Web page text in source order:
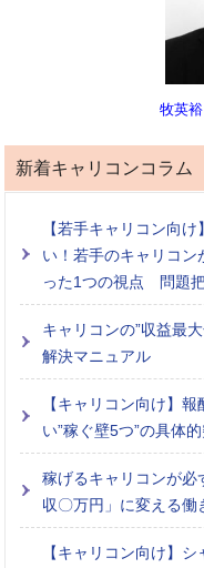
牧英
新着キャリコンコラム
【若手キャリコン向
い！若手のキャリコン
った1つの視点 問題
キャリコンの”収益最
解決マニュアル
【キャリコン向け】
い”稼ぐ壁5つ”の具体
稼げるキャリコンが必
収〇万円」に変える
【キャリコン向け】